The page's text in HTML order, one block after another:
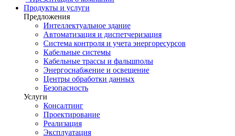
Продукты и услуги
Предложения
Интеллектуальное здание
Автоматизация и диспетчеризация
Система контроля и учета энергоресурсов
Кабельные системы
Кабельные трассы и фальшполы
Энергоснабжение и освещение
Центры обработки данных
Безопасность
Услуги
Консалтинг
Проектирование
Реализация
Эксплуатация